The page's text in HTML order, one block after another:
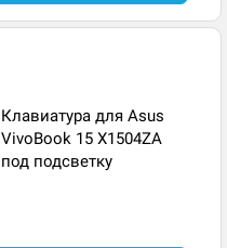
Клавиатура для Asus
VivoBook 15 X1504ZA
под подсветку